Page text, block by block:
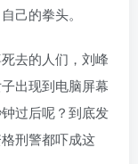
己的拳头。
去的人们，刘峰
出现到电脑屏幕
过后呢？到底发
刑警都吓成这